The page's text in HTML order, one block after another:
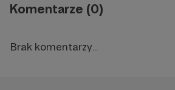
Komentarze (0)
Brak komentarzy...